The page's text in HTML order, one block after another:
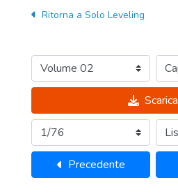
Ritorna a Solo Leveling
Scarica
Precedente